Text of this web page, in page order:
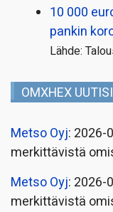
10 000
pankin
Lähde:
OMXHEX
Metso Oyj: 2026-
merkittävistä
Metso Oyj: 2026-
merkittävistä